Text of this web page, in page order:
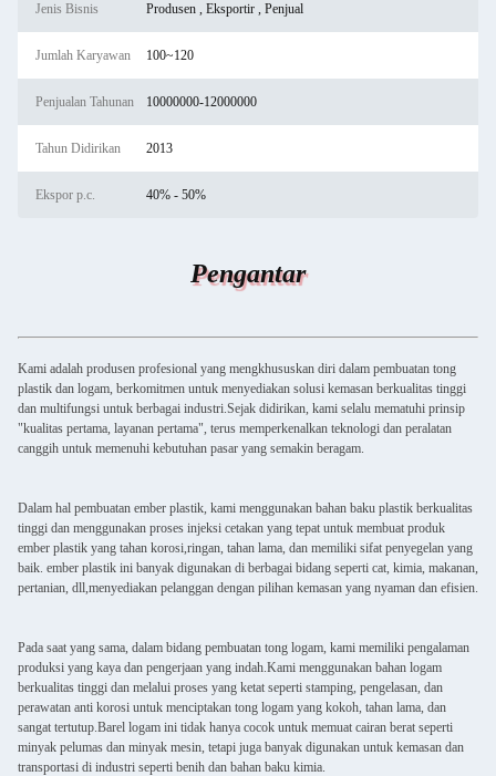
Jenis Bisnis Produsen , Eksportir , Penjual
Jumlah Karyawan 100~120
Penjualan Tahunan 10000000-12000000
Tahun Didirikan 2013
Ekspor p.c. 40% - 50%
Pengantar
Kami adalah produsen profesional yang mengkhususkan diri dalam pembuatan tong
plastik dan logam, berkomitmen untuk menyediakan solusi kemasan berkualitas tinggi
dan multifungsi untuk berbagai industri.Sejak didirikan, kami selalu mematuhi prinsip
"kualitas pertama, layanan pertama", terus memperkenalkan teknologi dan peralatan
canggih untuk memenuhi kebutuhan pasar yang semakin beragam.
Dalam hal pembuatan ember plastik, kami menggunakan bahan baku plastik berkualitas
tinggi dan menggunakan proses injeksi cetakan yang tepat untuk membuat produk
ember plastik yang tahan korosi,ringan, tahan lama, dan memiliki sifat penyegelan yang
baik. ember plastik ini banyak digunakan di berbagai bidang seperti cat, kimia, makanan,
pertanian, dll,menyediakan pelanggan dengan pilihan kemasan yang nyaman dan efisien.
Pada saat yang sama, dalam bidang pembuatan tong logam, kami memiliki pengalaman
produksi yang kaya dan pengerjaan yang indah.Kami menggunakan bahan logam
berkualitas tinggi dan melalui proses yang ketat seperti stamping, pengelasan, dan
perawatan anti korosi untuk menciptakan tong logam yang kokoh, tahan lama, dan
sangat tertutup.Barel logam ini tidak hanya cocok untuk memuat cairan berat seperti
minyak pelumas dan minyak mesin, tetapi juga banyak digunakan untuk kemasan dan
transportasi di industri seperti benih dan bahan baku kimia.